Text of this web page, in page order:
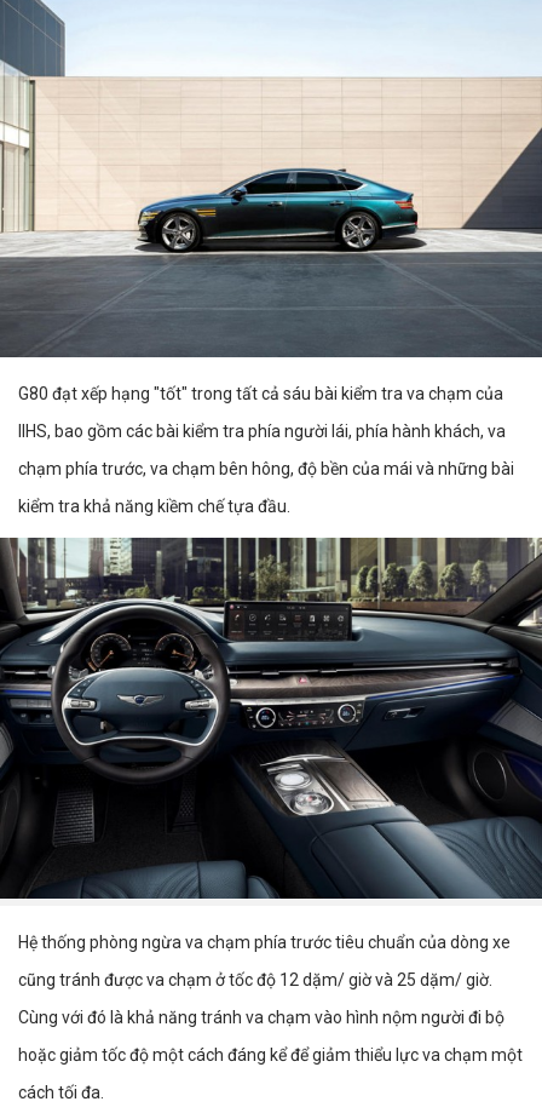
G80 đạt xếp hạng "tốt" trong tất cả sáu bài kiểm tra va chạm của
IIHS, bao gồm các bài kiểm tra phía người lái, phía hành khách, va
chạm phía trước, va chạm bên hông, độ bền của mái và những bài
kiểm tra khả năng kiềm chế tựa đầu.
Hệ thống phòng ngừa va chạm phía trước tiêu chuẩn của dòng xe
cũng tránh được va chạm ở tốc độ 12 dặm/ giờ và 25 dặm/ giờ.
Cùng với đó là khả năng tránh va chạm vào hình nộm người đi bộ
hoặc giảm tốc độ một cách đáng kể để giảm thiểu lực va chạm một
cách tối đa.